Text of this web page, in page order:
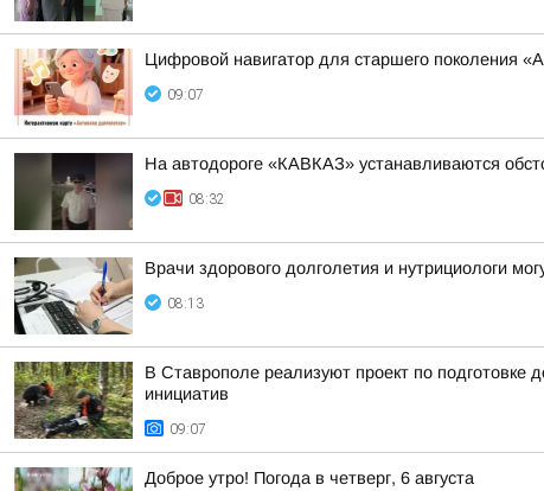
Цифровой навигатор для старшего поколения
09:07
На автодороге «КАВКАЗ» устанавливаются
08:32
Врачи здорового долголетия и нутрициологи
08:13
В Ставрополе реализуют проект по подготовке
инициатив
09:07
Доброе утро! Погода в четверг, 6 августа